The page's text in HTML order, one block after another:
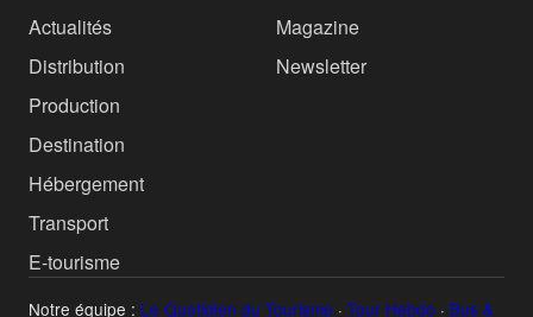
Actualités
Distribution
Production
Destination
Hébergement
Transport
E-tourisme
Magazine
Newsletter
Notre équipe : Le Quotidien du Tourisme · Tour Hebdo · Bus &